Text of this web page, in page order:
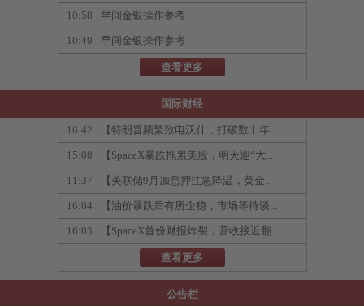
10:58 早间金银操作参考
10:49 早间金银操作参考
查看更多
国际财经
16:42 【特朗普频繁致电沃什，打破数十年...
15:08 【SpaceX暴跌拖累美股，明天迎“大...
11:37 【美联储9月加息押注急降温，黄金...
16:04 【油价暴跌后有所企稳，市场等待谈...
16:03 【SpaceX首份财报炸裂，营收接近翻...
查看更多
公告栏